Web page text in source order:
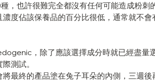
，也許很難完全都沒有任何可能造成粉刺
度佔該保養品的百分比很低，通常就不會
，除了應該選擇成分時就已經盡量
測試。
最終的產品塗在兔子耳朵的內側，三週